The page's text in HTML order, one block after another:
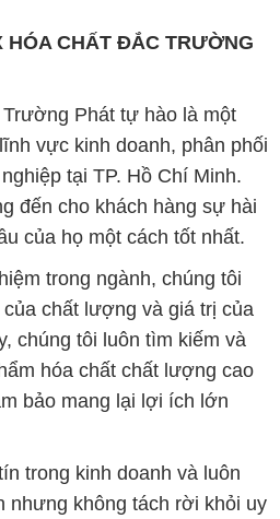
HÓA CHẤT ĐẮC TRƯỜNG
Phát tự hào là một
vực kinh doanh, phân phối
tại TP. Hồ Chí Minh.
đến cho khách hàng sự hài
của họ một cách tốt nhất.
trong ngành, chúng tôi
chất lượng và giá trị của
chúng tôi luôn tìm kiếm và
hóa chất chất lượng cao
bảo mang lại lợi ích lớn
trong kinh doanh và luôn
nhưng không tách rời khỏi uy